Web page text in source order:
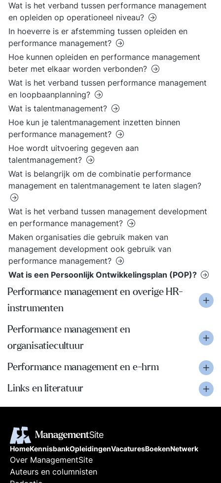
Wat is het verband tussen performance management
en opleiden op operationeel niveau?
In hoeverre is er afstemming tussen opleiden en
performance management?
Hoe kunnen opleiden en performance management
beter met elkaar worden verbonden?
Wat is het verband tussen performance management
en loopbaanplanning?
Wat is talentmanagement?
Hoe kun je talentmanagement inzetten binnen
performance management?
Hoe wordt uitvoering gegeven aan
talentmanagement?
Wat is belangrijk om de combinatie performance
management en talentmanagement te laten slagen?
Wat is het verband tussen management development
en performance management?
Maken organisaties die gebruik maken van
management development ook gebruik van
performance management?
Wat is een Persoonlijk Ontwikkelingsplan (POP)?
Performance management en overige HR-
instrumenten
Performance management en
organisatiecultuur
Performance management en e-hrm
Links en literatuur
HomeKennisbankOpleidingenVacaturesBoekenNetwerk
Over ManagementSite
Auteurs en columnisten